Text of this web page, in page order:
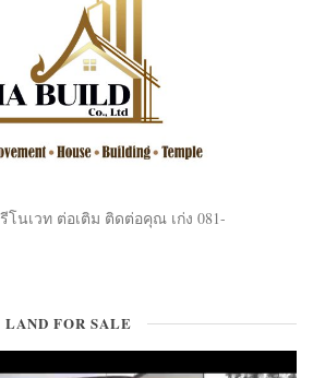
นเวท ต่อเติม ติดต่อคุณ เก่ง 081-
LAND FOR SALE